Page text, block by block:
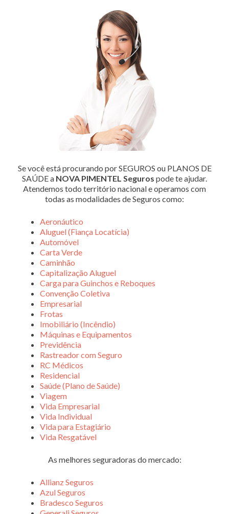
Se você está procurando por SEGUROS ou PLANOS DE
SAÚDE a NOVA PIMENTEL Seguros pode te ajudar.
Atendemos todo território nacional e operamos com
todas as modalidades de Seguros como:
Aeronáutico
Aluguel (Fiança Locatícia)
Automóvel
Carta Verde
Caminhão
Capitalização Aluguel
Carga para Guinchos e Reboques
Convenção Coletiva
Empresarial
Frotas
Imobiliário (Incêndio)
Máquinas e Equipamentos
Previdência
Rastreador com Seguro
RC Médicos
Residencial
Saúde (Plano de Saúde)
Viagem
Vida Empresarial
Vida Individual
Vida para Estagiário
Vida Resgatável
As melhores seguradoras do mercado:
Allianz Seguros
Azul Seguros
Bradesco Seguros